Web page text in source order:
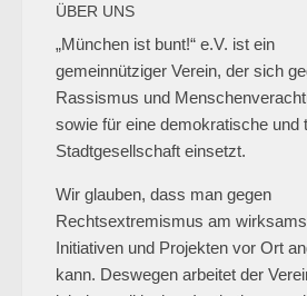
München ist bunt!
erzähl:perspektive
27 Jan. 2025
Januar 2025, 18 Uhr.
@muenchen_bunt🎗️
ÜBER UNS
„München ist bunt!“ e.V. ist ein
gemeinnütziger Verein, der sich
Rassismus und
sowie für eine demokratische und
Stadtgesellschaft einsetzt.
Wir glauben, dass man gegen
Rechtsextremismus am
Initiativen und Projekten vor Ort
kann. Deswegen arbeitet der